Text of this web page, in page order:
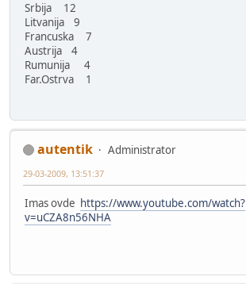
Srbija 12
Litvanija 9
Francuska 7
Austrija 4
Rumunija 4
Far.Ostrva 1
autentik
Administrator
29-03-2009, 13:51:37
Imas ovde https://www.youtube.com/watch?
v=uCZA8n56NHA